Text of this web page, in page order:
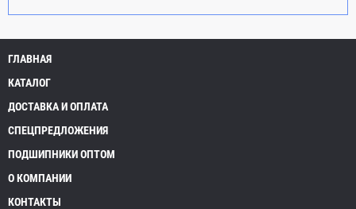
ГЛАВНАЯ
КАТАЛОГ
ДОСТАВКА И ОПЛАТА
СПЕЦПРЕДЛОЖЕНИЯ
ПОДШИПНИКИ ОПТОМ
О КОМПАНИИ
КОНТАКТЫ